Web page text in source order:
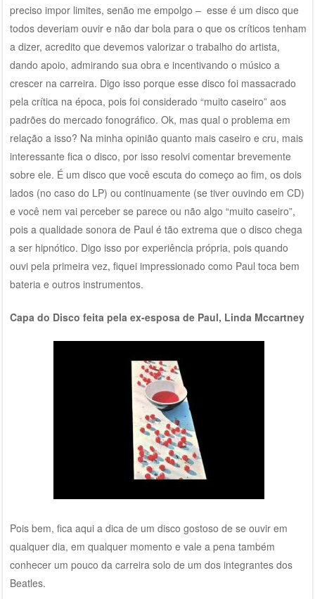
preciso impor limites, senão me empolgo – esse é um disco que
todos deveriam ouvir e não dar bola para o que os críticos tenham
a dizer, acredito que devemos valorizar o trabalho do artista,
dando apoio, admirando sua obra e incentivando o músico a
crescer na carreira. Digo isso porque esse disco foi massacrado
pela crítica na época, pois foi considerado “muito caseiro” aos
padrões do mercado fonográfico. Ok, mas qual o problema em
relação a isso? Na minha opinião quanto mais caseiro e cru, mais
interessante fica o disco, por isso resolvi comentar brevemente
sobre ele. É um disco que você escuta do começo ao fim, os dois
lados (no caso do LP) ou continuamente (se tiver ouvindo em CD)
e você nem vai perceber se parece ou não algo “muito caseiro”,
pois a qualidade sonora de Paul é tão extrema que o disco chega
a ser hipnótico. Digo isso por experiência própria, pois quando
ouvi pela primeira vez, fiquei impressionado como Paul toca bem
bateria e outros instrumentos.
Capa do Disco feita pela ex-esposa de Paul, Linda Mccartney
Pois bem, fica aqui a dica de um disco gostoso de se ouvir em
qualquer dia, em qualquer momento e vale a pena também
conhecer um pouco da carreira solo de um dos integrantes dos
Beatles.